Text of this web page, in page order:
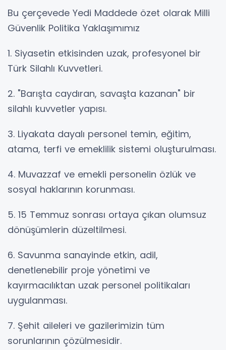
Bu çerçevede Yedi Maddede özet olarak Milli
Güvenlik Politika Yaklaşımımız
1. Siyasetin etkisinden uzak, profesyonel bir
Türk Silahlı Kuvvetleri.
2. "Barışta caydıran, savaşta kazanan" bir
silahlı kuvvetler yapısı.
3. Liyakata dayalı personel temin, eğitim,
atama, terfi ve emeklilik sistemi oluşturulması.
4. Muvazzaf ve emekli personelin özlük ve
sosyal haklarının korunması.
5. 15 Temmuz sonrası ortaya çıkan olumsuz
dönüşümlerin düzeltilmesi.
6. Savunma sanayinde etkin, adil,
denetlenebilir proje yönetimi ve
kayırmacılıktan uzak personel politikaları
uygulanması.
7. Şehit aileleri ve gazilerimizin tüm
sorunlarının çözülmesidir.